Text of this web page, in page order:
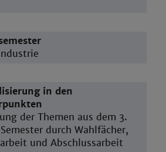
in den
der Themen aus dem 3.
durch Wahlfächer,
und Abschlussarbeit